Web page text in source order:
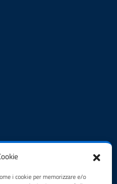
i cookie per memorizzare e/o